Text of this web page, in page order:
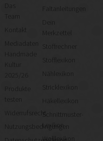
Das
Team
Kontakt
Mediadaten
Kultur
2025/26
Produkte
testen
Widerrufsrecht
Nutzungsbedingungen
Faltanleitungen
Merkzettel
Stoffrechner
Stofflexikon
Nählexikon
Stricklexikon
Häkellexikon
Schnittmuster-
Lexikon
Wolllexikon